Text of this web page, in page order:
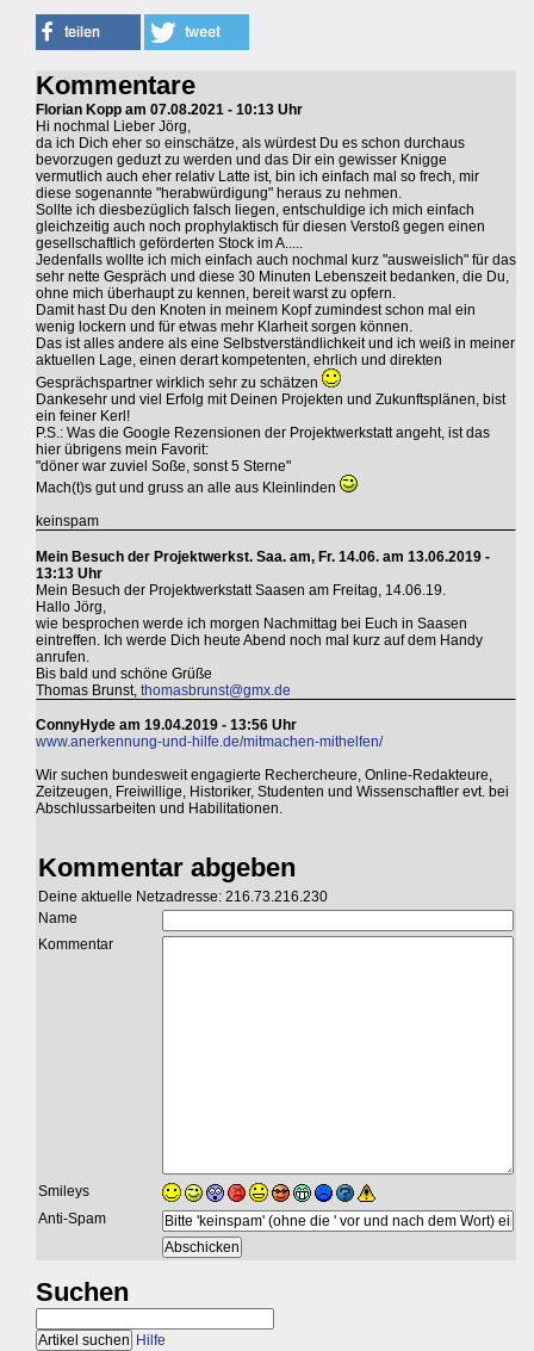
Kommentare
Florian Kopp am 07.08.2021 - 10:13 Uhr
Hi nochmal Lieber Jörg,
da ich Dich eher so einschätze, als würdest Du es schon durchaus
bevorzugen geduzt zu werden und das Dir ein gewisser Knigge
vermutlich auch eher relativ Latte ist, bin ich einfach mal so frech, mir
diese sogenannte "herabwürdigung" heraus zu nehmen.
Sollte ich diesbezüglich falsch liegen, entschuldige ich mich einfach
gleichzeitig auch noch prophylaktisch für diesen Verstoß gegen einen
gesellschaftlich geförderten Stock im A.....
Jedenfalls wollte ich mich einfach auch nochmal kurz "ausweislich" für das
sehr nette Gespräch und diese 30 Minuten Lebenszeit bedanken, die Du,
ohne mich überhaupt zu kennen, bereit warst zu opfern.
Damit hast Du den Knoten in meinem Kopf zumindest schon mal ein
wenig lockern und für etwas mehr Klarheit sorgen können.
Das ist alles andere als eine Selbstverständlichkeit und ich weiß in meiner
aktuellen Lage, einen derart kompetenten, ehrlich und direkten
Gesprächspartner wirklich sehr zu schätzen
Dankesehr und viel Erfolg mit Deinen Projekten und Zukunftsplänen, bist
ein feiner Kerl!
P.S.: Was die Google Rezensionen der Projektwerkstatt angeht, ist das
hier übrigens mein Favorit:
"döner war zuviel Soße, sonst 5 Sterne"
Mach(t)s gut und gruss an alle aus Kleinlinden
keinspam
Mein Besuch der Projektwerkst. Saa. am, Fr. 14.06. am 13.06.2019 -
13:13 Uhr
Mein Besuch der Projektwerkstatt Saasen am Freitag, 14.06.19.
Hallo Jörg,
wie besprochen werde ich morgen Nachmittag bei Euch in Saasen
eintreffen. Ich werde Dich heute Abend noch mal kurz auf dem Handy
anrufen.
Bis bald und schöne Grüße
Thomas Brunst, thomasbrunst@gmx.de
ConnyHyde am 19.04.2019 - 13:56 Uhr
www.anerkennung-und-hilfe.de/mitmachen-mithelfen/
Wir suchen bundesweit engagierte Rechercheure, Online-Redakteure,
Zeitzeugen, Freiwillige, Historiker, Studenten und Wissenschaftler evt. bei
Abschlussarbeiten und Habilitationen.
Kommentar abgeben
Deine aktuelle Netzadresse: 216.73.216.230
Name
Kommentar
Smileys
Anti-Spam
Suchen
Hilfe